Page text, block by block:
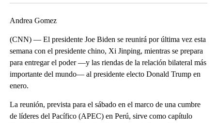
Andrea Gomez
(CNN) — El presidente Joe Biden se reunirá por última vez esta
semana con el presidente chino, Xi Jinping, mientras se prepara
para entregar el poder —y las riendas de la relación bilateral más
importante del mundo— al presidente electo Donald Trump en
enero.
La reunión, prevista para el sábado en el marco de una cumbre
de líderes del Pacífico (APEC) en Perú, sirve como capítulo